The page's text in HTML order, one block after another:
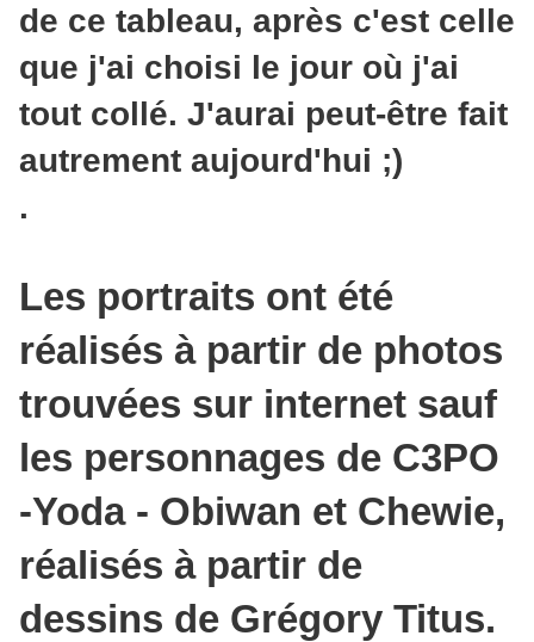
de ce tableau, après c'est celle
que j'ai choisi le jour où j'ai
tout collé. J'aurai peut-être fait
autrement aujourd'hui ;)
.
Les portraits ont été
réalisés à partir de photos
trouvées sur internet sauf
les personnages de C3PO
-Yoda - Obiwan et Chewie,
réalisés à partir de
dessins de Grégory Titus.